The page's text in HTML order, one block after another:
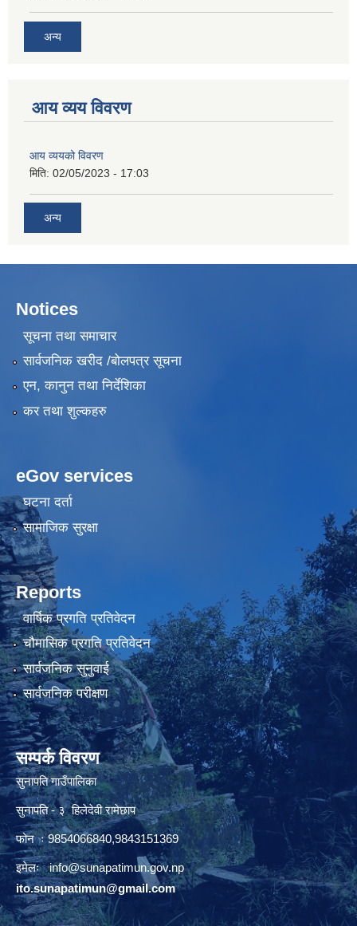
अन्य
आय व्यय विवरण
आय व्ययको विवरण
मिति: 02/05/2023 - 17:03
अन्य
Notices
सूचना तथा समाचार
सार्वजनिक खरीद /बोलपत्र सूचना
एन, कानुन तथा निर्देशिका
कर तथा शुल्कहरु
eGov services
घटना दर्ता
सामाजिक सुरक्षा
Reports
वार्षिक प्रगति प्रतिवेदन
चौमासिक प्रगति प्रतिवेदन
सार्वजनिक सुनुवाई
सार्वजनिक परीक्षण
सम्पर्क विवरण
सुनापति गाउँपालिका
सुनापति - ३ हिलेदेवी रामेछाप
फोन ः 9854066840,9843151369
इमेलः info@sunapatimun.gov.np
ito.sunapatimun@gmail.com